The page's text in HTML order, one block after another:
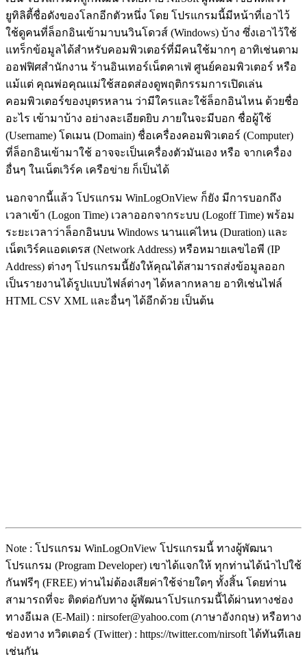
ยูทิลิตี้ชื่อดังของโลกอีกตัวหนึ่ง โดย โปรแกรมนี้มีหน้าที่เอาไว้
ใช้ดูคนที่ล็อกอินเข้ามาบนวินโดวส์ (Windows) บ้าง ซึ่งเอาไว้ใช้
แทร็กข้อมูลได้สำหรับคอมพิวเตอร์ที่มีคนใช้มากๆ อาทิเช่นตาม
ออฟฟิศสำนักงาน ร้านอินเทอร์เน็ตคาเฟ่ ศูนย์คอมพิวเตอร์ หรือ
แม้แต่ คุณพ่อคุณแม่ใช้สอดส่องดูพฤติกรรมการเปิดเล่น
คอมพิวเตอร์ของบุตรหลาน ว่ามีใครและใช้ล็อกอินไหน ด้วยชื่อ
อะไร เข้ามาบ้าง อย่างละเอียดยิบ ภายในจะมีบอก ชื่อผู้ใช้
(Username) โดเมน (Domain) ชื่อเครื่องคอมพิวเตอร์ (Computer)
ที่ล็อกอินเข้ามาใช้ อาจจะเป็นเครื่องตัวมันเอง หรือ จากเครื่อง
อื่นๆ ในเน็ตเวิร์ค เครือข่าย ก็เป็นได้
นอกจากนี้แล้ว โปรแกรม WinLogOnView ก็ยัง มีการบอกถึง
เวลาเข้า (Logon Time) เวลาออกจากระบบ (Logoff Time) พร้อม
ระยะเวลาว่าล็อกอินบน Windows นานแค่ไหน (Duration) และ
เน็ตเวิร์คแอดเดรส (Network Address) หรือหมายเลขไอพี (IP
Address) ต่างๆ โปรแกรมนี้ยังให้คุณได้สามารถส่งข้อมูลออก
เป็นรายงานได้รูปแบบไฟล์ต่างๆ ได้หลากหลาย อาทิเช่นไฟล์
HTML CSV XML และอื่นๆ ได้อีกด้วย เป็นต้น
Note : โปรแกรม WinLogOnView โปรแกรมนี้ ทางผู้พัฒนา
โปรแกรม (Program Developer) เขาได้แจกให้ ทุกท่านได้นำไปใช้
กันฟรีๆ (FREE) ท่านไม่ต้องเสียค่าใช้จ่ายใดๆ ทั้งสิ้น โดยท่าน
สามารถที่จะ ติดต่อกับทาง ผู้พัฒนาโปรแกรมนี้ได้ผ่านทางช่อง
ทางอีเมล (E-Mail) : nirsofer@yahoo.com (ภาษาอังกฤษ) หรือทาง
ช่องทาง ทวิตเตอร์ (Twitter) : https://twitter.com/nirsoft ได้ทันทีเลย
เช่นกัน